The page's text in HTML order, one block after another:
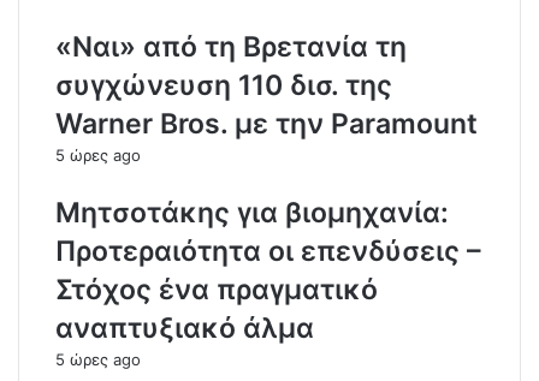
«Ναι» από τη Βρετανία τη
συγχώνευση 110 δισ. της
Warner Bros. με την Paramount
5 ώρες ago
Μητσοτάκης για βιομηχανία:
Προτεραιότητα οι επενδύσεις –
Στόχος ένα πραγματικό
αναπτυξιακό άλμα
5 ώρες ago